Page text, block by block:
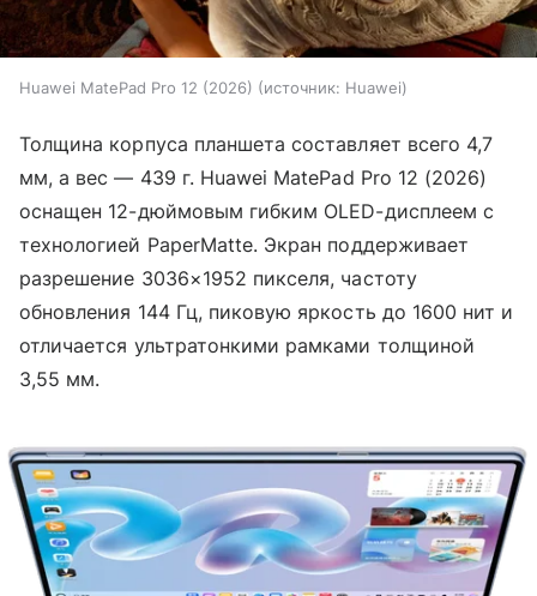
Huawei MatePad Pro 12 (2026) источник: Huawei
Толщина корпуса планшета составляет всего 4,7
мм, а вес — 439 г. Huawei MatePad Pro 12 (2026)
оснащен 12-дюймовым гибким OLED-дисплеем с
технологией PaperMatte. Экран поддерживает
разрешение 3036×1952 пикселя, частоту
обновления 144 Гц, пиковую яркость до 1600 нит и
отличается ультратонкими рамками толщиной
3,55 мм.